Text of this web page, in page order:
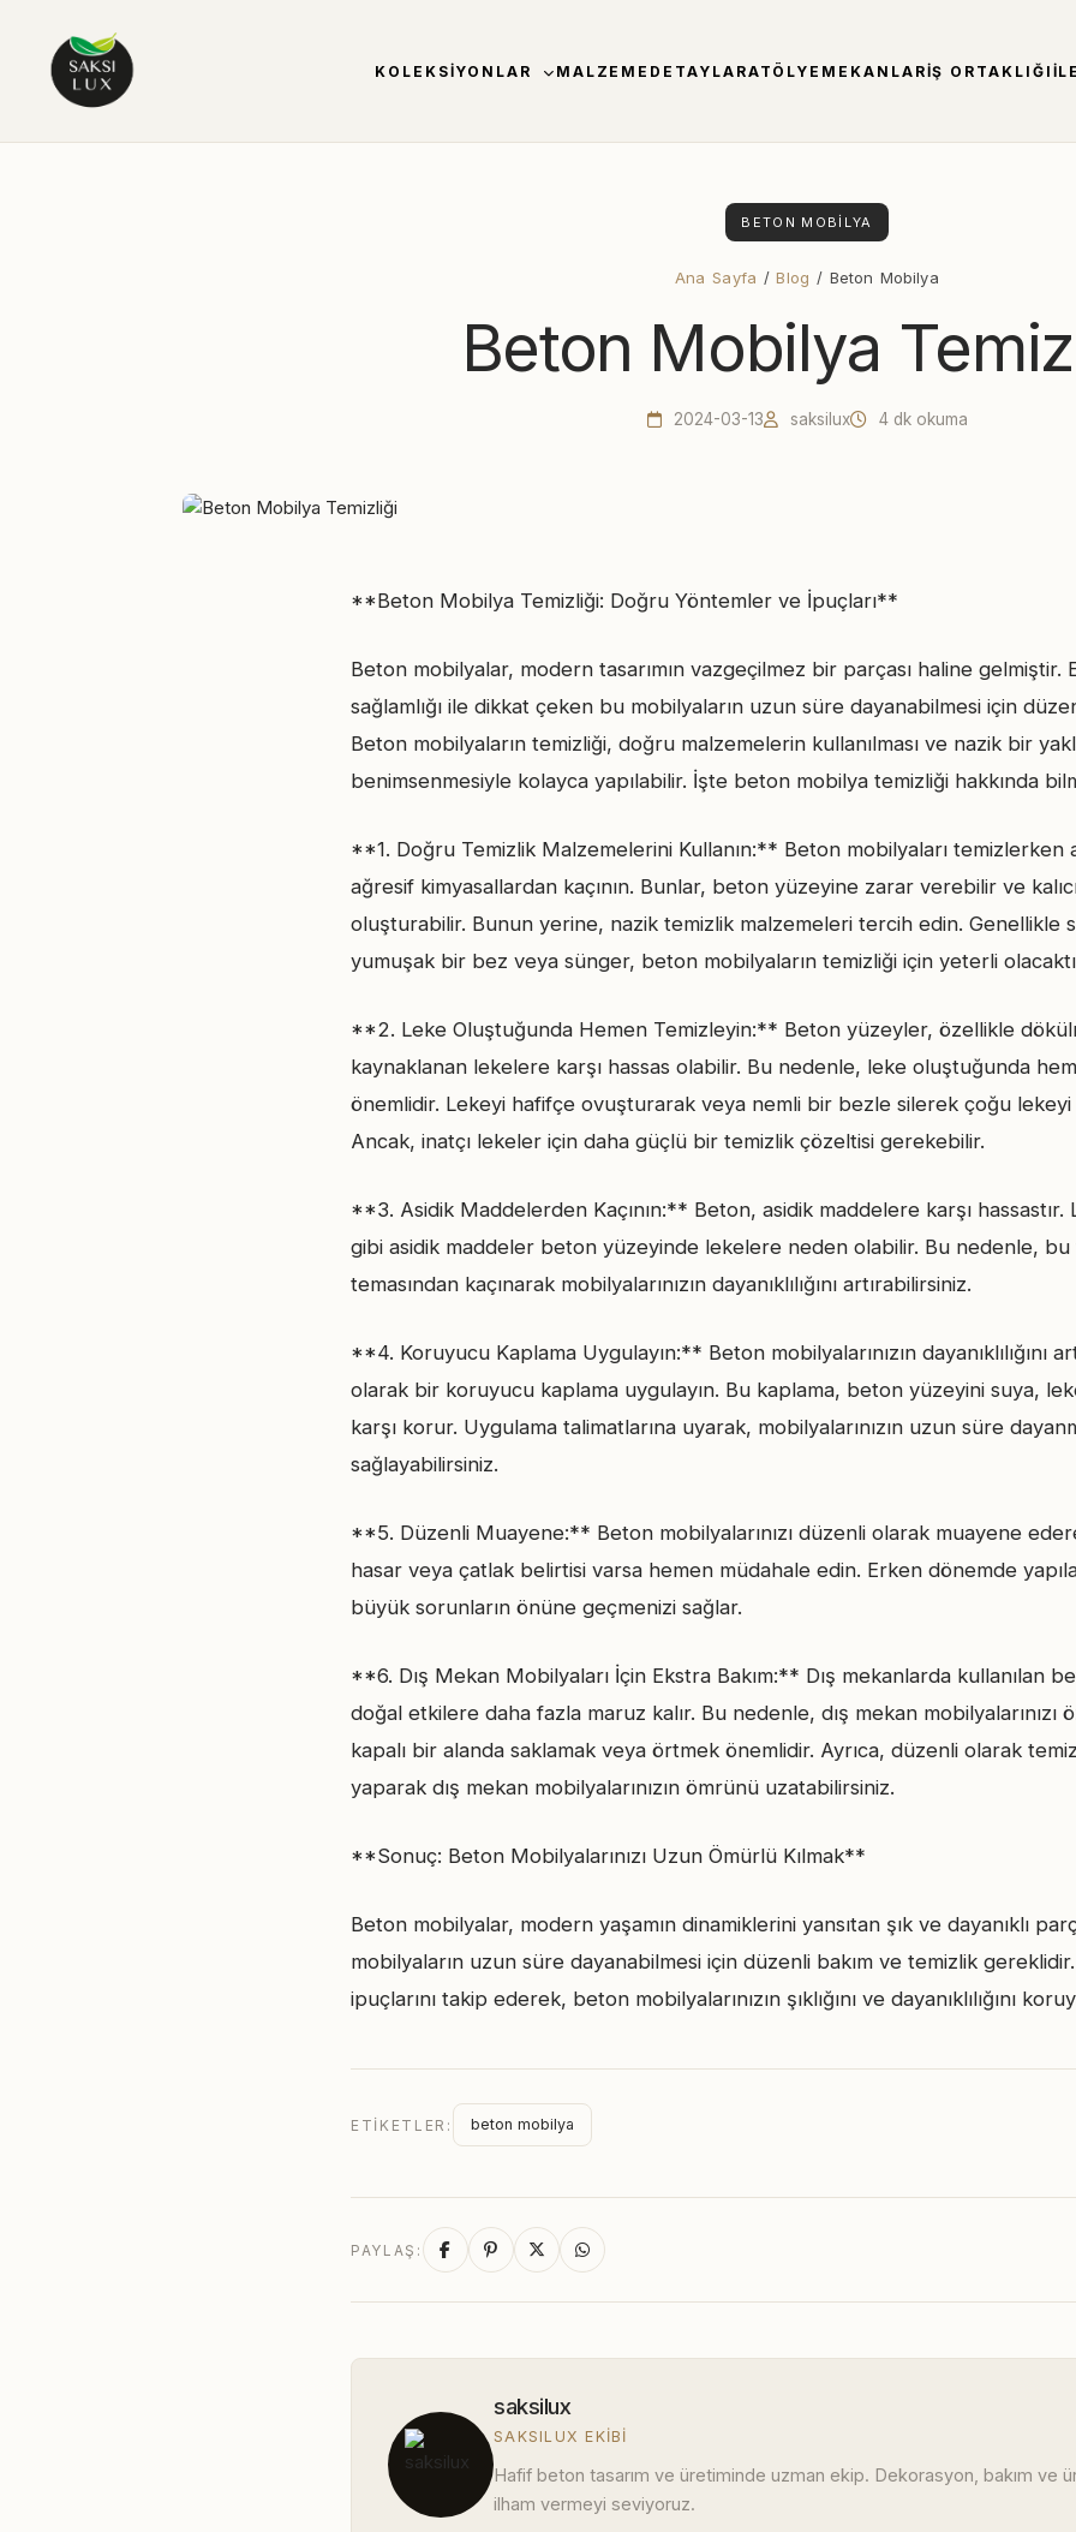
KOLEKSIYONLAR MALZEME DETAYLARATÖLYE MEKANLARİŞ ORTAKLIĞI
BETON MOBILYA
Ana Sayfa /Blog / Beton Mobilya
Beton Mobilya
2024-03-13 saksilux 4 dk okuma
**Beton Mobilya Temizliği: Doğru Yöntemler ve İpuçları**
Beton mobilyalar, modern tasarımın vazgeçilmez bir parçası haline gelmiştir.
sağlamlığı ile dikkat çeken bu mobilyaların uzun süre dayanabilmesi için
Beton mobilyaların temizliği, doğru malzemelerin kullanılması ve nazik bir
benimsenmesiyle kolayca yapılabilir. İşte beton mobilya temizliği hakkında
**1. Doğru Temizlik Malzemelerini Kullanın:** Beton mobilyaları temizlerken
ağresif kimyasallardan kaçının. Bunlar, beton yüzeyine zarar verebilir ve
oluşturabilir. Bunun yerine, nazik temizlik malzemeleri tercih edin. Genellikle
yumuşak bir bez veya sünger, beton mobilyaların temizliği için yeterli
**2. Leke Oluştuğunda Hemen Temizleyin:** Beton yüzeyler, özellikle
kaynaklanan lekelere karşı hassas olabilir. Bu nedenle, leke oluştuğunda
önemlidir. Lekeyi hafifçe ovuşturarak veya nemli bir bezle silerek çoğu lekeyi
Ancak, inatçı lekeler için daha güçlü bir temizlik çözeltisi gerekebilir.
**3. Asidik Maddelerden Kaçının:** Beton, asidik maddelere karşı hassastır.
gibi asidik maddeler beton yüzeyinde lekelere neden olabilir. Bu nedenle,
temasından kaçınarak mobilyalarınızın dayanıklılığını artırabilirsiniz.
**4. Koruyucu Kaplama Uygulayın:** Beton mobilyalarınızın dayanıklılığını
olarak bir koruyucu kaplama uygulayın. Bu kaplama, beton yüzeyini suya,
karşı korur. Uygulama talimatlarına uyarak, mobilyalarınızın uzun süre
sağlayabilirsiniz.
**5. Düzenli Muayene:** Beton mobilyalarınızı düzenli olarak muayene
hasar veya çatlak belirtisi varsa hemen müdahale edin. Erken dönemde
büyük sorunların önüne geçmenizi sağlar.
**6. Dış Mekan Mobilyaları İçin Ekstra Bakım:** Dış mekanlarda kullanılan
doğal etkilere daha fazla maruz kalır. Bu nedenle, dış mekan mobilyalarınızı
kapalı bir alanda saklamak veya örtmek önemlidir. Ayrıca, düzenli olarak
yaparak dış mekan mobilyalarınızın ömrünü uzatabilirsiniz.
**Sonuç: Beton Mobilyalarınızı Uzun Ömürlü Kılmak**
Beton mobilyalar, modern yaşamın dinamiklerini yansıtan şık ve dayanıklı
mobilyaların uzun süre dayanabilmesi için düzenli bakım ve temizlik
ipuçlarını takip ederek, beton mobilyalarınızın şıklığını ve dayanıklılığını
ETIKETLER: beton mobilya
PAYLAŞ:
saksilux
SAKSILUX EKIBI
Hafif beton tasarım ve üretiminde uzman ekip. Dekorasyon, bakım ve
ilham vermeyi seviyoruz.